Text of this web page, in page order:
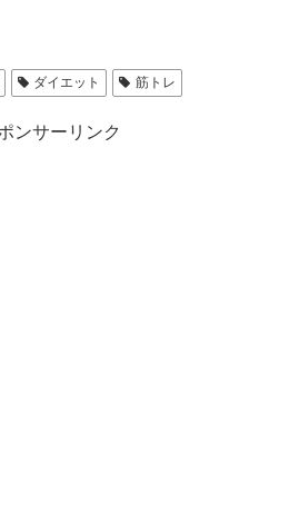
ダイエット 筋トレ
ンサーリンク